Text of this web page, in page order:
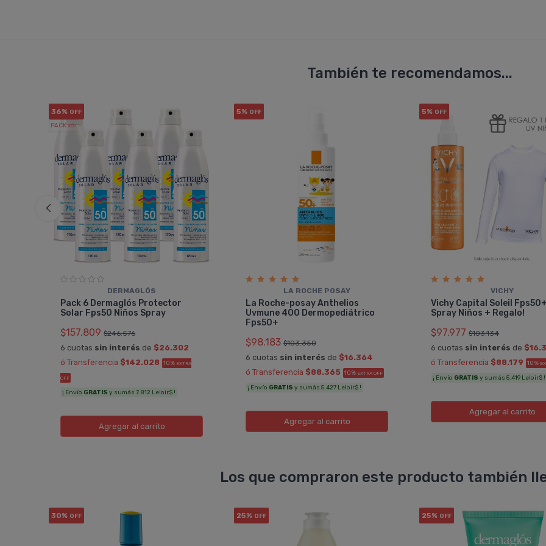
También te recomendamos...
36% OFF
PACK x6u.
DERMAGLÓS
Pack 6 Dermaglós Protector
Solar Fps50 Niños Spray
$157.809 $246.576
6 cuotas sin interés de $26.302
ó Transferencia $142.028 10% EXTRA
OFF
¡ Envío GRATIS y sumás 7.812 Leloir$ !
Agregaral carrito
5% OFF
LA ROCHE POSAY
La Roche-posay Anthelios
Uvmune 400 Dermopediátrico
Fps50+
$98.183 $103.350
6 cuotas sin interés de $16.364
ó Transferencia $88.365 10% EXTRA OFF
¡ Envío GRATIS y sumás 5.427 Leloir$ !
Agregaral carrito
5% OFF
VICHY
Vichy Capital Soleil Fps50+
Spray Niños + Regalo!
$97.977 $103.134
6 cuotas sin interés de
ó Transferencia $88.179 10%
¡ Envío GRATIS y sumás 5.419 Leloir$ !
Agregaral carrito
Los que compraron este producto también
30% OFF 25% OFF 25% OFF